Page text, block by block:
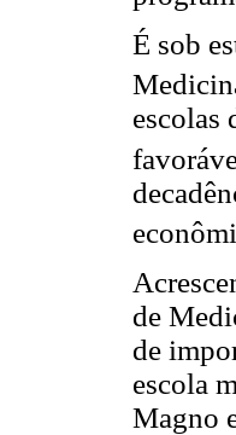
É sob
escolas
de
de
escola
Magno